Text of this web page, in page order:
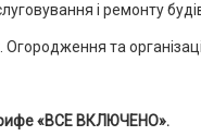
і ремонту
та
«ВСЕ ВКЛЮЧЕНО».